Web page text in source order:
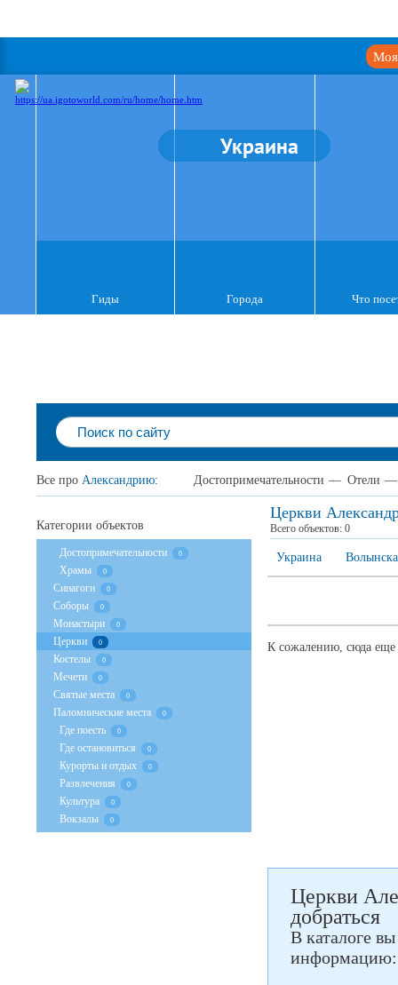
Моя
Украина
Гиды Города Что
Все про Александрию: Достопримечательности — Отели —
Церкви
Всего объектов: 0
Украина
К сожалению, сюда еще
Церкви
добраться
В каталоге
информацию:
Категории объектов
Достопримечательности 0
Храмы 0
Cинагоги 0
Соборы 0
Монастыри 0
Церкви 0
Костелы 0
Мечети 0
Святые места 0
Паломнические места 0
Где поесть 0
Где остановиться 0
Курорты и отдых 0
Развлечения 0
Культура 0
Вокзалы 0